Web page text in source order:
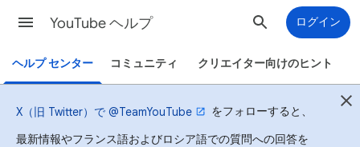
YouTube ヘルプ ログイン
ヘルプ センター コミュニティ クリエイター向けのヒント
X（旧 Twitter）で @TeamYouTube
をフォローすると、
最新情報やフランス語およびロシア語での質問への回答を